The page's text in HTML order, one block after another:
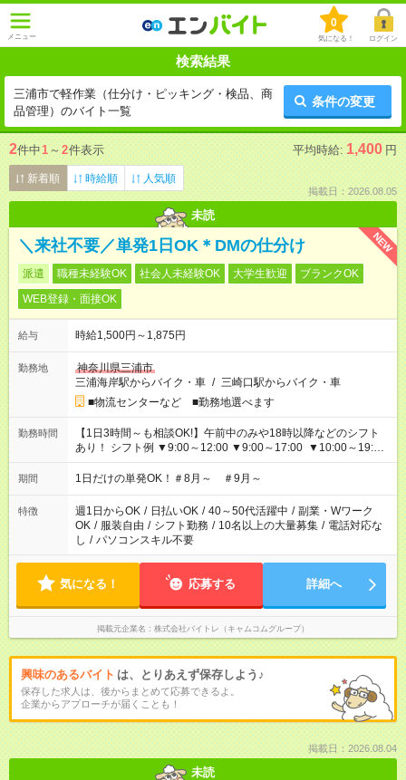
メニュー
0
気になる！ ログイン
検索結果
三浦市で軽作業（仕分け・ピッキング・検品、商
品管理）のバイト一覧
条件の変更
2件中1 ～ 2件表示 平均時給: 1,400 円
新着順 時給順 人気順
掲載日：2026.08.05
未読
NEW
＼来社不要／単発1日OK＊DMの仕分け
派遣 職種未経験OK 社会人未経験OK 大学生歓迎
ブランクOK
WEB登録・面接OK
給与 時給1,500円～1,875円
勤務地
神奈川県三浦市
三浦海岸駅からバイク・車 / 三崎口駅からバイク・車
■物流センターなど ■勤務地選べます
勤務時間
【1日3時間～も相談OK!】午前中のみや18時以降などのシフト
あり！ シフト例 ▼9:00～12:00 ▼9:00～17:00 ▼10:00～19:00
▼18:00～21:00
期間 1日だけの単発OK！＃8月～ ＃9月～
特徴 週1日からOK / 日払いOK / 40～50代活躍中 / 副業・Wワーク
OK / 服装自由 / シフト勤務 / 10名以上の大量募集 / 電話対応な
し / パソコンスキル不要
気になる！ 応募する 詳細へ
掲載元企業名 株式会社バイトレ（キャムコムグループ）
興味のあるバイト は、とりあえず保存しよう♪
保存した求人は、後からまとめて応募できるよ。
企業からアプローチが届くことも！
掲載日：2026.08.04
未読